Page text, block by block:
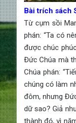
Bài trích sách
Từ cụm sồi
phán: “Ta có
được chúc
Đức Chúa mà
Chúa phán:
chúng có làm
đôm, nhưng
dữ sao? Giả
thành đó, vì